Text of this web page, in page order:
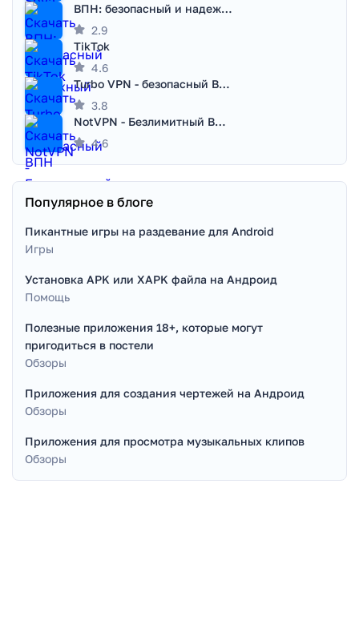
ВПН: безопасный и надежный VPN
2.9
TikTok
4.6
Turbo VPN - безопасный ВПН
3.8
NotVPN - Безлимитный ВПН | VPN
4.6
Популярное в блоге
Пикантные игры на раздевание для Android
Игры
Установка APK или XAPK файла на Андроид
Помощь
Полезные приложения 18+, которые могут
пригодиться в постели
Обзоры
Приложения для создания чертежей на Андроид
Обзоры
Приложения для просмотра музыкальных клипов
Обзоры